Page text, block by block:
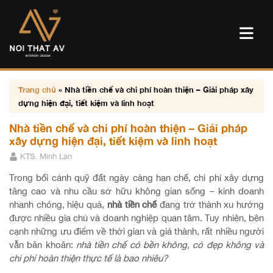
Trang chủ » Nhà tiền chế và chi phí hoàn thiện – Giải pháp xây
dựng hiện đại, tiết kiệm và linh hoạt
Nhà tiền chế và chi phí hoàn thiện – Giải pháp
xây dựng hiện đại, tiết kiệm và linh hoạt
KTS. Minh Lan
Trong bối cảnh quỹ đất ngày càng hạn chế, chi phí xây dựng
tăng cao và nhu cầu sở hữu không gian sống – kinh doanh
nhanh chóng, hiệu quả, nhà tiền chếđang trở thành xu hướng
được nhiều gia chủ và doanh nghiệp quan tâm. Tuy nhiên, bên
cạnh những ưu điểm về thời gian và giá thành, rất nhiều người
vẫn băn khoăn: nhà tiền chế có bền không, có đẹp không và
chi phí hoàn thiện thực tế là bao nhiêu?